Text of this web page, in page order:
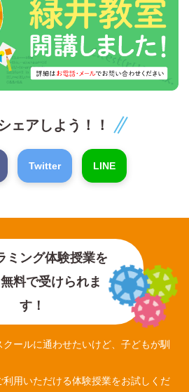
ェアしよう！！
Twitter LINE
ミング体験授業を
料で受けられま
す！
ールに通わせたいけど、子どもが馴
用いただける体験授業をお試しくだ